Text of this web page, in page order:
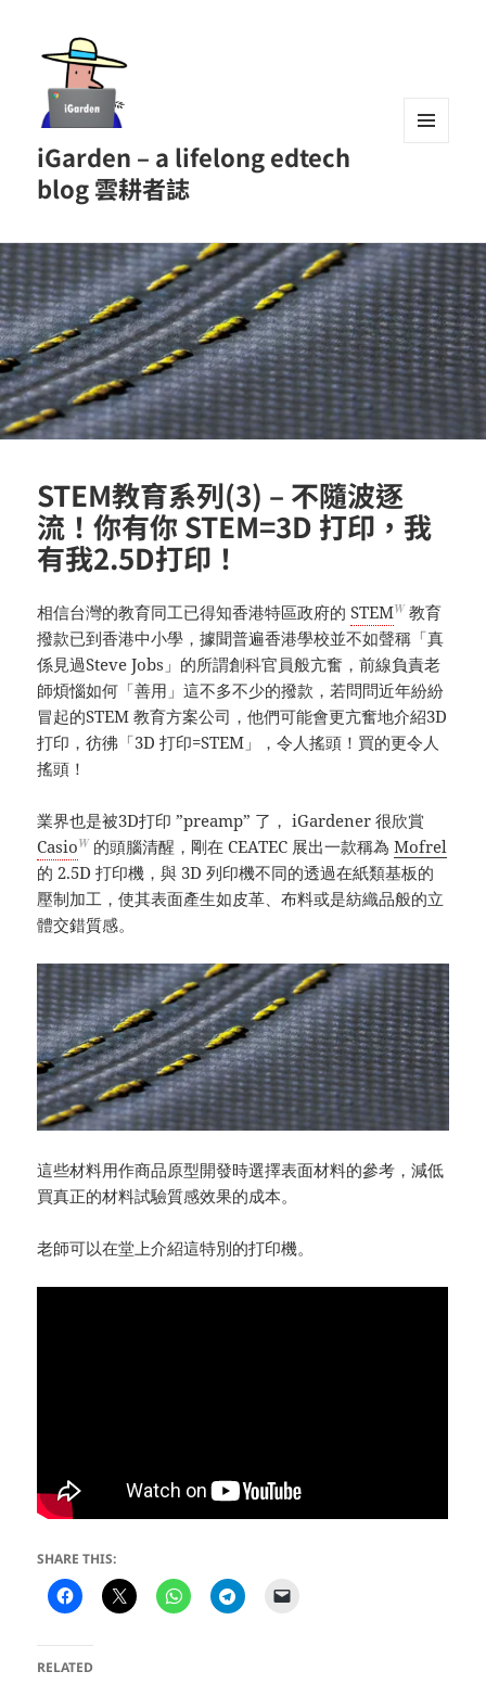
iGarden – a lifelong edtech
blog 雲耕者誌
STEM教育系列(3) – 不隨波逐
流！你有你 STEM=3D 打印，我
有我2.5D打印！
相信台灣的教育同工已得知香港特區政府的STEMW 教育
撥款已到香港中小學，據聞普遍香港學校並不如聲稱「真
係見過Steve Jobs」的所謂創科官員般亢奮，前線負責老
師煩惱如何「善用」這不多不少的撥款，若問問近年紛紛
冒起的STEM 教育方案公司，他們可能會更亢奮地介紹3D
打印，彷彿「3D 打印=STEM」，令人搖頭！買的更令人
搖頭！
業界也是被3D打印 ”preamp” 了， iGardener 很欣賞
CasioW 的頭腦清醒，剛在 CEATEC 展出一款稱為Mofrel
的 2.5D 打印機，與 3D 列印機不同的透過在紙類基板的
壓制加工，使其表面產生如皮革、布料或是紡織品般的立
體交錯質感。
這些材料用作商品原型開發時選擇表面材料的參考，減低
買真正的材料試驗質感效果的成本。
老師可以在堂上介紹這特別的打印機。
SHARE THIS:
RELATED